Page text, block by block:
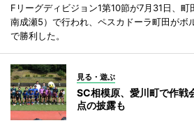
Fリーグディビジョン1第10節が7月31日、
南成瀬5）で行われ、ペスカドーラ町田がボ
で勝利した。
見る・遊ぶ
SC相模原、愛川町で作
点の披露も